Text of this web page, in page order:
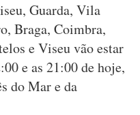
Guarda, Vila
Braga, Coimbra,
e Viseu vão estar
e as 21:00 de hoje,
do Mar e da